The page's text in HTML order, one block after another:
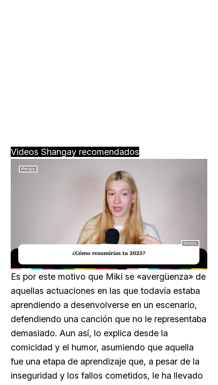
Videos Shangay recomendados
Unmute Loaded:
34.00%
Es por este motivo que Miki se «avergüenza» de
aquellas actuaciones en las que todavía estaba
aprendiendo a desenvolverse en un escenario,
defendiendo una canción que no le representaba
demasiado. Aun así, lo explica desde la
comicidad y el humor, asumiendo que aquella
fue una etapa de aprendizaje que, a pesar de la
inseguridad y los fallos cometidos, le ha llevado